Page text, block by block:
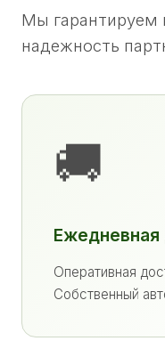
Мы гарантируем
надежность
🚚
Ежедневная
Оперативная
Собственный